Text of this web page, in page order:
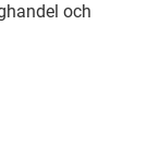
och